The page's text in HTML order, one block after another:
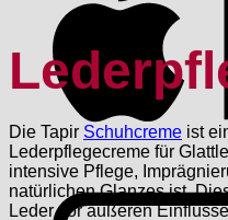
Die Tapir Schuhcreme ist
Lederpflegecreme für
intensive Pflege,
natürlichen Glanzes ist.
Leder vor äußeren